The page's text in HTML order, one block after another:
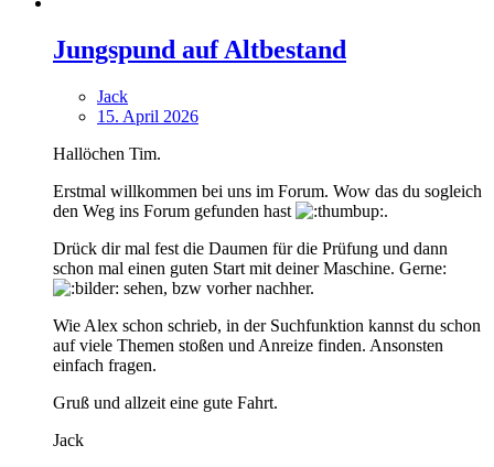
Jungspund auf Altbestand
Jack
15. April 2026
Hallöchen Tim.
Erstmal willkommen bei uns im Forum. Wow das du sogleich
den Weg ins Forum gefunden hast
.
Drück dir mal fest die Daumen für die Prüfung und dann
schon mal einen guten Start mit deiner Maschine. Gerne:
sehen, bzw vorher nachher.
Wie Alex schon schrieb, in der Suchfunktion kannst du schon
auf viele Themen stoßen und Anreize finden. Ansonsten
einfach fragen.
Gruß und allzeit eine gute Fahrt.
Jack